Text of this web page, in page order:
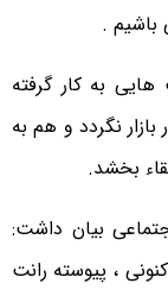
باشیم .
به کار گرفته
نگردد و هم به
بخشد.
بیان داشت:
، پیوسته رانت